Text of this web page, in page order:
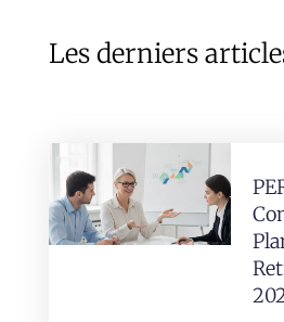
Les derniers